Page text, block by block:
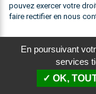
pouvez exercer votre
faire rectifier en nous
© 2026 GEPI |Plan du site |
|
En poursuivant
services
✓ OK,